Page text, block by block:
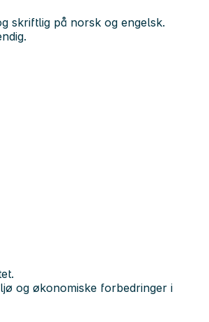
skriftlig på norsk og engelsk.
og økonomiske forbedringer i